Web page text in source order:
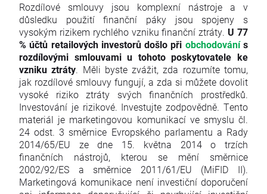
Rozdílové smlouvy jsou komplexní nástroje a v
důsledku použití finanční páky jsou spojeny s
vysokým rizikem rychlého vzniku finanční ztráty. U 77
% účtů retailových investorů došlo při obchodovánís
rozdílovými smlouvami u tohoto poskytovatele ke
vzniku ztráty. Měli byste zvážit, zda rozumíte tomu,
jak rozdílové smlouvy fungují, a zda si můžete dovolit
vysoké riziko ztráty svých finančních prostředků.
Investování je rizikové. Investujte zodpovědně. Tento
materiál je marketingovou komunikací ve smyslu čl.
24 odst. 3 směrnice Evropského parlamentu a Rady
2014/65/EU ze dne 15. května 2014 o trzích
finančních nástrojů, kterou se mění směrnice
2002/92/ES a směrnice 2011/61/EU (MiFID II).
Marketingová komunikace není investiční doporučení